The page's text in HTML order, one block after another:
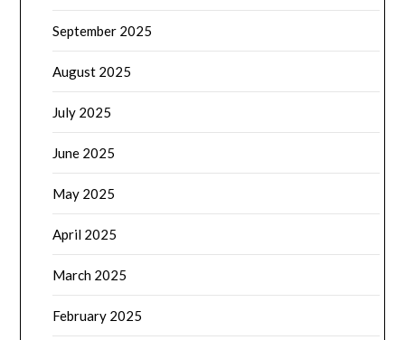
September 2025
August 2025
July 2025
June 2025
May 2025
April 2025
March 2025
February 2025